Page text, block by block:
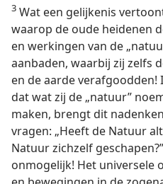
3 Wat een gelijkenis
waarop de oude heidenen
en werkingen van de
aanbaden, waarbij zij zelfs
en de aarde
dat wat zij de „natuur”
maken, brengt dit
vragen: „Heeft de Natuur
Natuur zichzelf
onmogelijk! Het universele